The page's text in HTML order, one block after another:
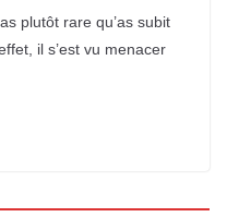
plutôt rare qu’as subit
il s’est vu menacer